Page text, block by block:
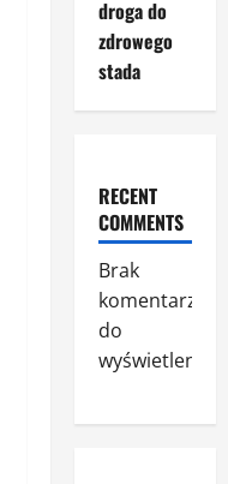
droga do
zdrowego
stada
RECENT
COMMENTS
Brak
komentarzy
do
wyświetlenia.